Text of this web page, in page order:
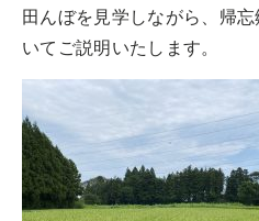
田んぼを見学しながら、帰
いてご説明いたします。